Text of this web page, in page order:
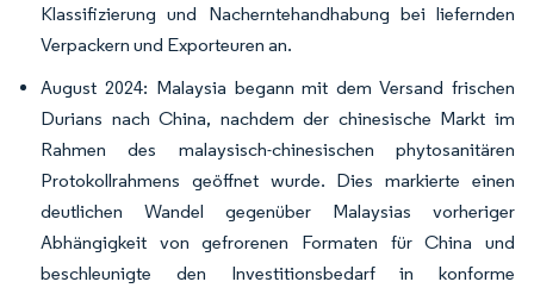
Klassifizierung und Nacherntehandhabung bei liefernden
Verpackern und Exporteuren an.
August 2024: Malaysia begann mit dem Versand frischen
Durians nach China, nachdem der chinesische Markt im
Rahmen des malaysisch-chinesischen phytosanitären
Protokollrahmens geöffnet wurde. Dies markierte einen
deutlichen Wandel gegenüber Malaysias vorheriger
Abhängigkeit von gefrorenen Formaten für China und
beschleunigte den Investitionsbedarf in konforme